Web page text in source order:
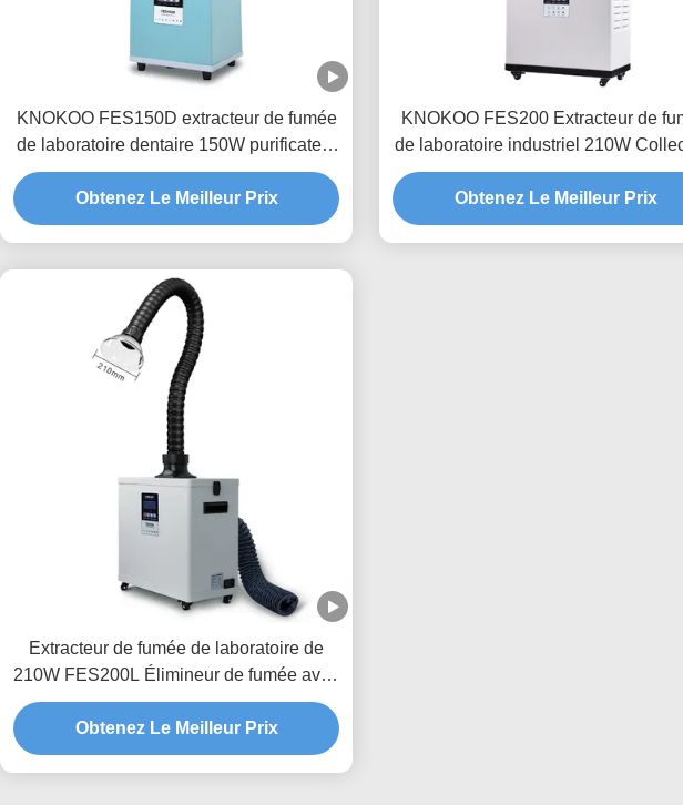
KNOKOO FES150D extracteur de fumée
de laboratoire dentaire 150W purificateur
de fumée laser de laboratoire
Obtenez Le Meilleur Prix
KNOKOO FES200 Extracteur de
de laboratoire industriel 210W
de fumée de laboratoire
Obtenez Le Meilleur Prix
Extracteur de fumée de laboratoire de
210W FES200L Élimineur de fumée avec
trou d'échappement en forme de L
Obtenez Le Meilleur Prix